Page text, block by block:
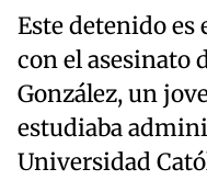
Este detenido es
con el asesinato
González, un
estudiaba
Universidad